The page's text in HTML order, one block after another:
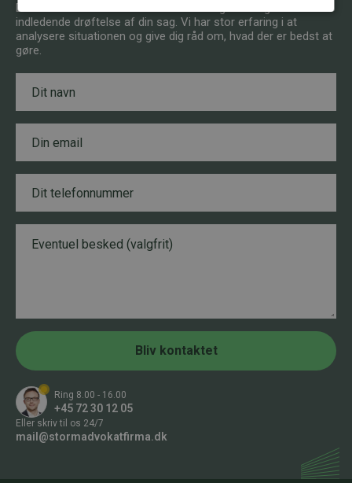
Du er altid velkommen til at henvende dig til os og få en
indledende drøftelse af din sag. Vi har stor erfaring i at
analysere situationen og give dig råd om, hvad der er bedst at
gøre.
v
n
a
i
l
e
m
e
r
*
n
u
m
e
r
*
N
a
Bliv kontaktet
Ring 8.00 - 16.00
+45 72 30 12 05
Eller skriv til os 24/7
mail@stormadvokatfirma.dk